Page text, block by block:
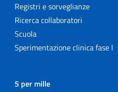
Registri e sorveglianze
Ricerca collaboratori
Scuola
Sperimentazione clinica fase I
5 per mille